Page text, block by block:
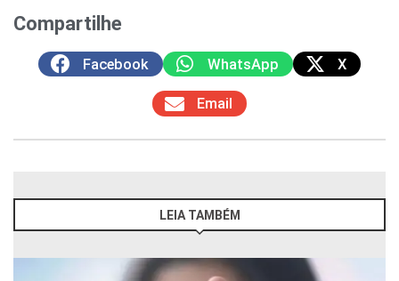
Compartilhe
Facebook WhatsApp X
Email
LEIA TAMBÉM